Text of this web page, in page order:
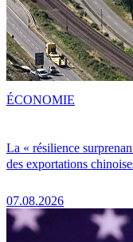
La « résilience
des exportations
07.08.2026
ÉCONOMIE